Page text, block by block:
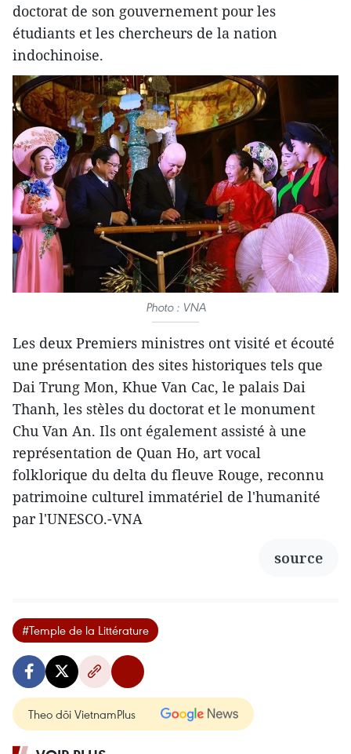
doctorat de son gouvernement pour les
étudiants et les chercheurs de la nation
indochinoise.
Photo : VNA
Les deux Premiers ministres ont visité et écouté
une présentation des sites historiques tels que
Dai Trung Mon, Khue Van Cac, le palais Dai
Thanh, les stèles du doctorat et le monument
Chu Van An. Ils ont également assisté à une
représentation de Quan Ho, art vocal
folklorique du delta du fleuve Rouge, reconnu
patrimoine culturel immatériel de l'humanité
par l'UNESCO.-VNA
source
#Temple de la Littérature
Theo dõi VietnamPlus